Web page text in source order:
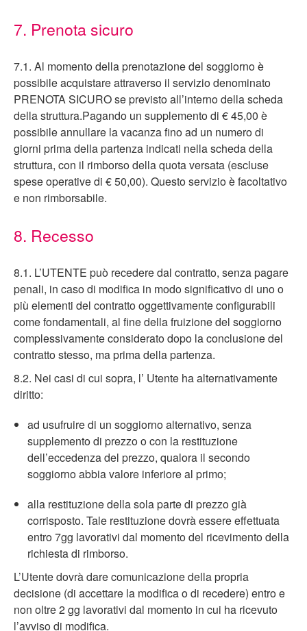
7. Prenota sicuro
7.1. Al momento della prenotazione del soggiorno è
possibile acquistare attraverso il servizio denominato
PRENOTA SICURO se previsto all’interno della scheda
della struttura.Pagando un supplemento di € 45,00 è
possibile annullare la vacanza fino ad un numero di
giorni prima della partenza indicati nella scheda della
struttura, con il rimborso della quota versata (escluse
spese operative di € 50,00). Questo servizio è facoltativo
e non rimborsabile.
8. Recesso
8.1. L’UTENTE può recedere dal contratto, senza pagare
penali, in caso di modifica in modo significativo di uno o
più elementi del contratto oggettivamente configurabili
come fondamentali, al fine della fruizione del soggiorno
complessivamente considerato dopo la conclusione del
contratto stesso, ma prima della partenza.
8.2. Nei casi di cui sopra, l’ Utente ha alternativamente
diritto:
ad usufruire di un soggiorno alternativo, senza
supplemento di prezzo o con la restituzione
dell’eccedenza del prezzo, qualora il secondo
soggiorno abbia valore inferiore al primo;
alla restituzione della sola parte di prezzo già
corrisposto. Tale restituzione dovrà essere effettuata
entro 7gg lavorativi dal momento del ricevimento della
richiesta di rimborso.
L’Utente dovrà dare comunicazione della propria
decisione (di accettare la modifica o di recedere) entro e
non oltre 2 gg lavorativi dal momento in cui ha ricevuto
l’avviso di modifica.